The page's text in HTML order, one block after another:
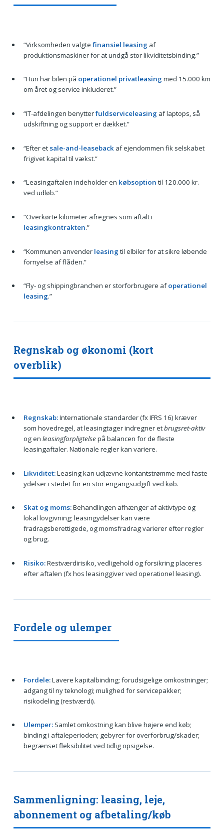
“Virksomheden valgte finansiel leasing af
produktionsmaskiner for at undgå stor likviditetsbinding.”
“Hun har bilen på operationel privatleasing med 15.000 km
om året og service inkluderet.”
“IT-afdelingen benytterfuldserviceleasing af laptops, så
udskiftning og support er dækket.”
“Efter et sale-and-leasebackaf ejendommen fik selskabet
frigivet kapital til vækst.”
“Leasingaftalen indeholder en købsoption til 120.000 kr.
ved udløb.”
“Overkørte kilometer afregnes som aftalt i
leasingkontrakten.”
“Kommunen anvender leasing til elbiler for at sikre løbende
fornyelse af flåden.”
“Fly- og shippingbranchen er storforbrugere afoperationel
leasing.”
Regnskab og økonomi (kort
overblik)
Regnskab:Internationale standarder (fx IFRS 16) kræver
som hovedregel, at leasingtager indregner etbrugsret-aktiv
og en leasingforpligtelsepå balancen for de fleste
leasingaftaler. Nationale regler kan variere.
Likviditet:Leasing kan udjævne kontantstrømme med faste
ydelser i stedet for en stor engangsudgift ved køb.
Skat og moms:Behandlingen afhænger af aktivtype og
lokal lovgivning; leasingydelser kan være
fradragsberettigede, og momsfradrag varierer efter regler
og brug.
Risiko:Restværdirisiko, vedligehold og forsikring placeres
efter aftalen (fx hos leasinggiver ved operationel leasing).
Fordele og ulemper
Fordele:Lavere kapitalbinding; forudsigelige omkostninger;
adgang til ny teknologi; mulighed for servicepakker;
risikodeling (restværdi).
Ulemper:Samlet omkostning kan blive højere end køb;
binding i aftaleperioden; gebyrer for overforbrug/skader;
begrænset fleksibilitet ved tidlig opsigelse.
Sammenligning: leasing, leje,
abonnement og afbetaling/køb